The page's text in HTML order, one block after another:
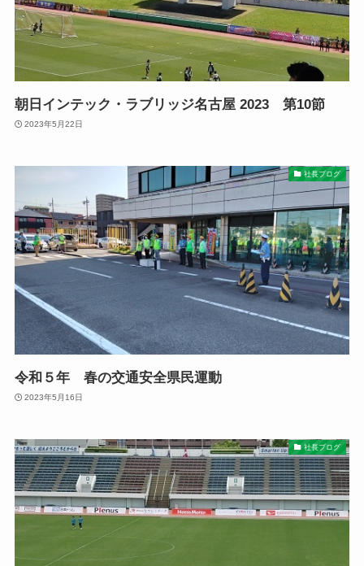
朝日インテック・ラブリッジ名古屋 2023 第10節
2023年5月22日
社長ブログ
令和５年 春の交通安全県民運動
2023年5月16日
社長ブログ